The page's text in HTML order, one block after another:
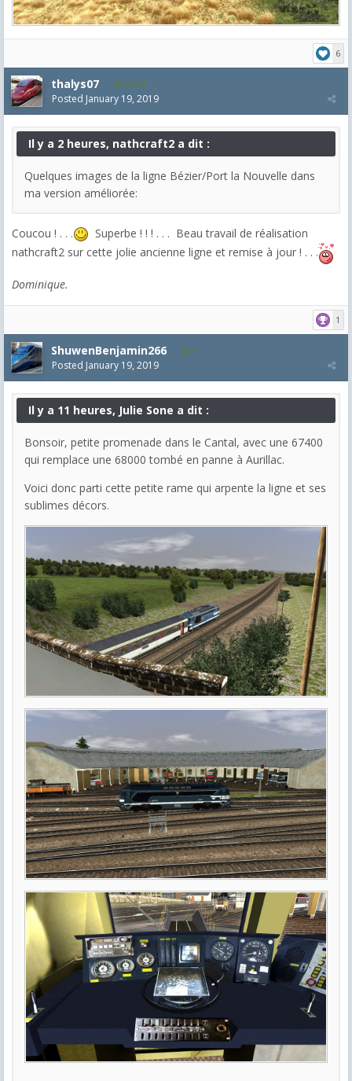
6
thalys07 8,174
Posted January 19, 2019
Il y a 2 heures, nathcraft2 a dit :
Quelques images de la ligne Bézier/Port la Nouvelle dans
ma version améliorée:
Coucou ! . . .
Superbe ! ! ! . . . Beau travail de réalisation
nathcraft2 sur cette jolie ancienne ligne et remise à jour ! . . .
Dominique.
1
ShuwenBenjamin266 1
Posted January 19, 2019
Il y a 11 heures, Julie Sone a dit :
Bonsoir, petite promenade dans le Cantal, avec une 67400
qui remplace une 68000 tombé en panne à Aurillac.
Voici donc parti cette petite rame qui arpente la ligne et ses
sublimes décors.